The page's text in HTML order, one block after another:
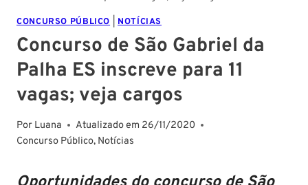
CONCURSO PÚBLICO NOTÍCIAS
Concurso de São Gabriel da
Palha ES inscreve para 11
vagas; veja cargos
Por Luana Atualizado em 26/11/2020
Concurso Público, Notícias